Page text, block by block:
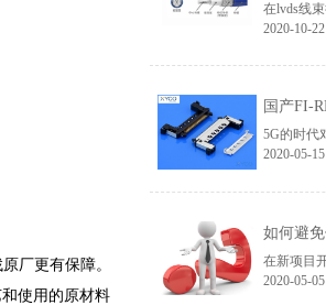
厂更有保障。
使用的原材料
2020-10-22
2020-05-15
2020-05-05